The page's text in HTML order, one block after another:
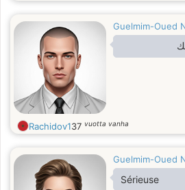
Guelmim-Oued
Rachidov137 vuotta vanha
Guelmim-Oued
Sérieuse